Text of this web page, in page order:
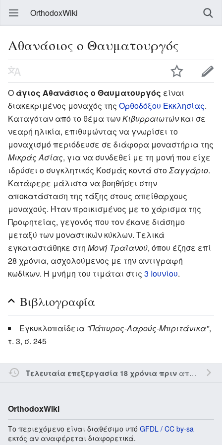
OrthodoxWiki
Αθανάσιος ο Θαυματουργός
Ο άγιος Αθανάσιος ο Θαυματουργός είναι
διακεκριμένος μοναχός της Ορθοδόξου Εκκλησίας.
Καταγόταν από το θέμα τωνΚιβυρραιωτώνκαι σε
νεαρή ηλικία, επιθυμώντας να γνωρίσει το
μοναχισμό περιόδευσε σε διάφορα μοναστήρια της
Μικράς Ασίας, για να συνδεθεί με τη μονή που είχε
ιδρύσει ο συγκλητικός Κοσμάς κοντά στοΣαγγάριο.
Κατάφερε μάλιστα να βοηθήσει στην
αποκατάσταση της τάξης στους απείθαρχους
μοναχούς. Ήταν προικισμένος με το χάρισμα της
Προφητείας, γεγονός που τον έκανε διάσημο
μεταξύ των μοναστικών κύκλων. Τελικά
εγκαταστάθηκε στη Μονή Τραϊανού, όπου έζησε επί
28 χρόνια, ασχολούμενος με την αντιγραφή
κωδίκων. Η μνήμη του τιμάται στις 3 Ιουνίου.
Βιβλιογραφία
Εγκυκλοπαίδεια "Πάπυρος-Λαρούς-Μπριτάνικα",
τ. 3, σ. 245
Τελευταία επεξεργασία 18 χρόνια πριναπό τον την
OrthodoxWiki
Το περιεχόμενο είναι διαθέσιμο υπό GFDL / CC by-sa
εκτός αν αναφέρεται διαφορετικά.